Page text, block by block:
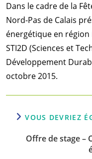
Dans le cadre de la
Nord-Pas de Calais
énergétique en région
STI2D (Sciences et
Développement
octobre 2015.
VOUS DEVRIEZ
Offre de stage –